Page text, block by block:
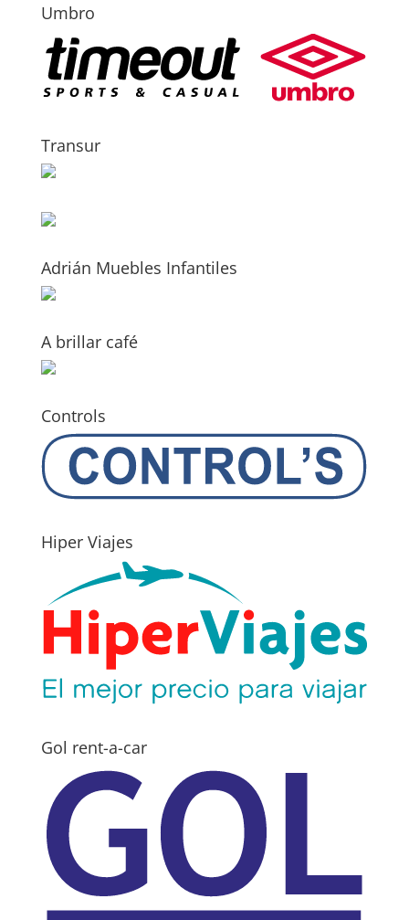
Umbro
Transur
Adrián Muebles Infantiles
A brillar café
Controls
Hiper Viajes
Gol rent-a-car